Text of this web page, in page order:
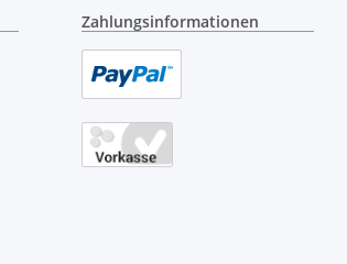
Zahlungsinformationen